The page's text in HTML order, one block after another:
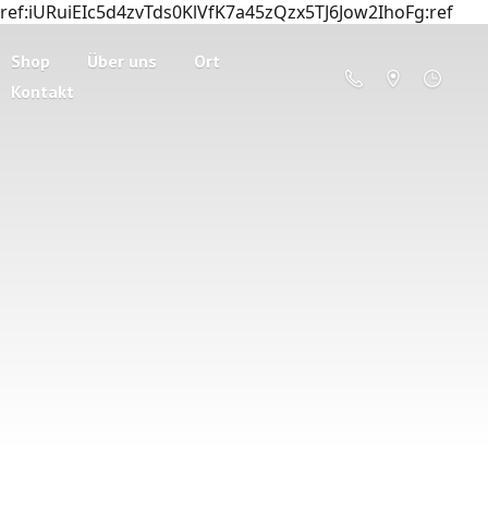
ref:iURuiEIc5d4zvTds0KlVfK7a45zQzx5TJ6Jow2IhoFg:ref
Shop Über uns
Ort
Kontakt